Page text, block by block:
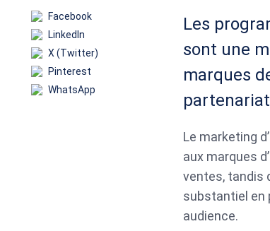
Facebook
LinkedIn
X (Twitter)
Pinterest
WhatsApp
Les
sont une
marques
Le marketing
aux marques
ventes, tandis
substantiel en
audience.